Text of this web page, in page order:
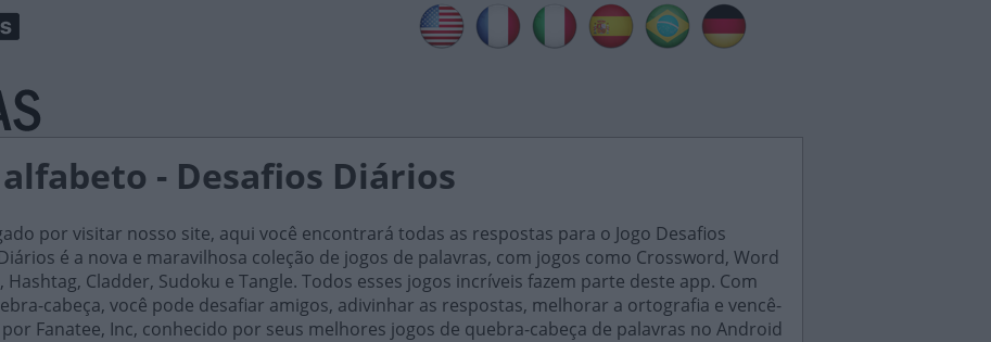
- Desafios Diários
por visitar nosso site, aqui você encontrará todas as respostas para o Jogo Desafios
é a nova e maravilhosa coleção de jogos de palavras, com jogos como Crossword, Word
Hashtag, Cladder, Sudoku e Tangle. Todos esses jogos incríveis fazem parte deste app. Com
cabeça, você pode desafiar amigos, adivinhar as respostas, melhorar a ortografia e vencê-
Fanatee, Inc, conhecido por seus melhores jogos de quebra-cabeça de palavras no Android